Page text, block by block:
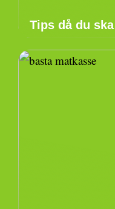
Tips då du